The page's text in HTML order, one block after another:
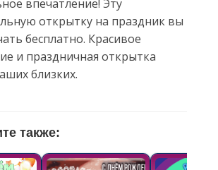
впечатление! Эту
открытку на праздник вы
бесплатно. Красивое
и праздничная открытка
близких.
также: